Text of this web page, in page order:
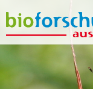
Wonach suchen Sie?